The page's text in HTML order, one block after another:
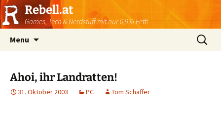
Rebell.at
Games, Tech & Nerdstuff mit nur 0,9% Fett!
Menu
Suchen
nach:
Ahoi, ihr Landratten!
31. Oktober 2003 PC Tom Schaffer